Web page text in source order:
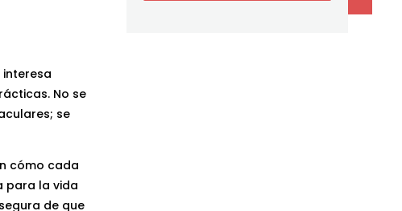
No se
se
cómo cada
para la vida
de que